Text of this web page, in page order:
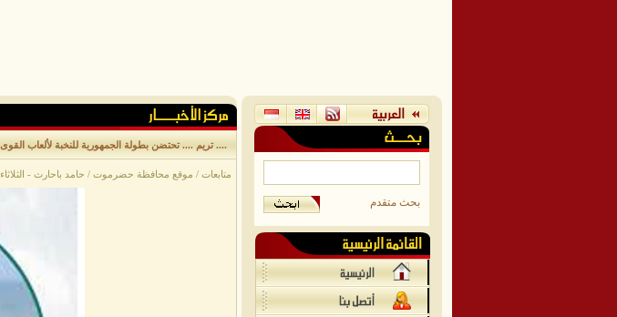
تريم .... تحتضن بطولة الجمهورية للنخبة لألعاب القوى لفئتي الشباب والناشئين ....
متابعات / موقع محافظة حضرموت / حامد باحارث - الثلاثاء 2/ 6 /2026
بحث متقدم